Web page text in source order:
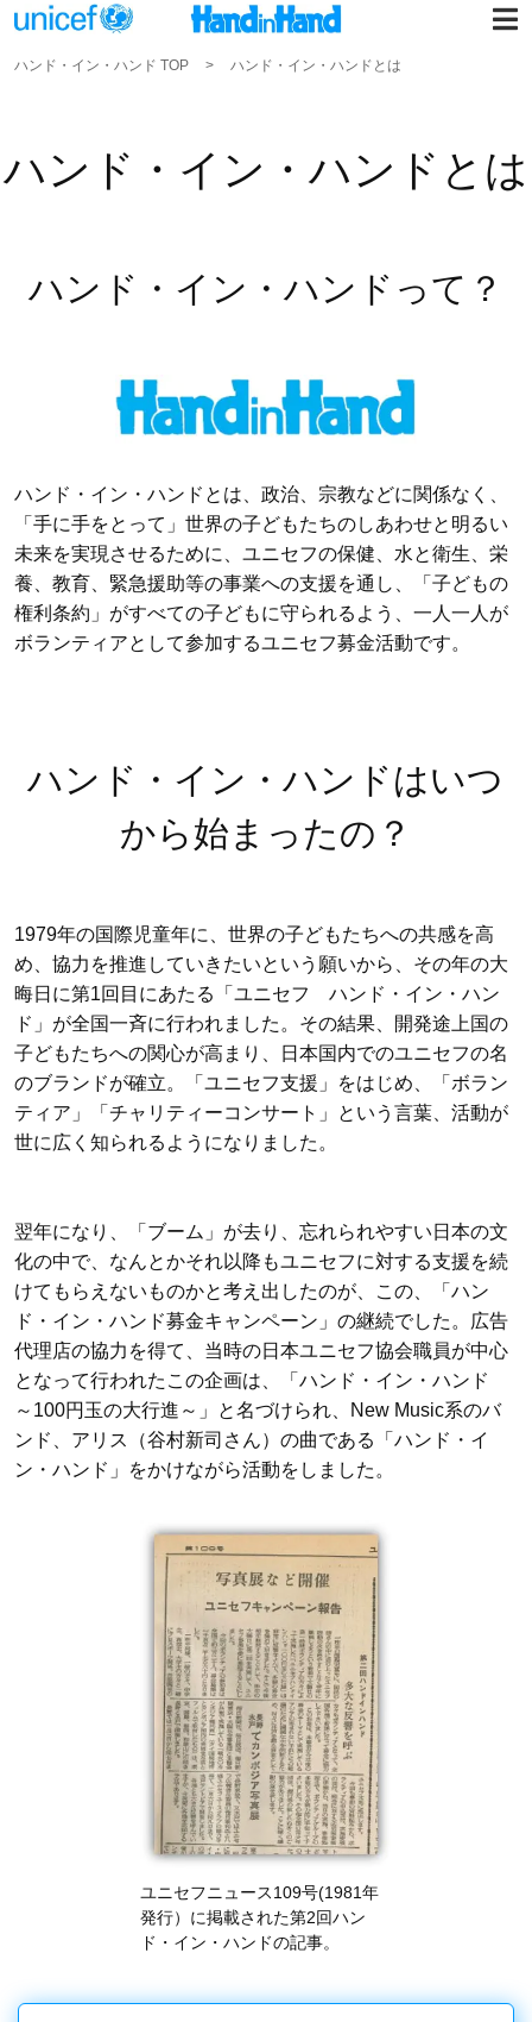
ハンド・イン・ハンド TOP ハンド・イン・ハンドとは
ハンド・イン・ハンドとは
ハンド・イン・ハンドって？
ハンド・イン・ハンドとは、政治、宗教などに関係なく、
「手に手をとって」世界の子どもたちのしあわせと明るい
未来を実現させるために、ユニセフの保健、水と衛生、栄
養、教育、緊急援助等の事業への支援を通し、「子どもの
権利条約」がすべての子どもに守られるよう、一人一人が
ボランティアとして参加するユニセフ募金活動です。
ハンド・イン・ハンドはいつ
から始まったの？
1979年の国際児童年に、世界の子どもたちへの共感を高
め、協力を推進していきたいという願いから、その年の大
晦日に第1回目にあたる「ユニセフ ハンド・イン・ハン
ド」が全国一斉に行われました。その結果、開発途上国の
子どもたちへの関心が高まり、日本国内でのユニセフの名
のブランドが確立。「ユニセフ支援」をはじめ、「ボラン
ティア」「チャリティーコンサート」という言葉、活動が
世に広く知られるようになりました。
翌年になり、「ブーム」が去り、忘れられやすい日本の文
化の中で、なんとかそれ以降もユニセフに対する支援を続
けてもらえないものかと考え出したのが、この、「ハン
ド・イン・ハンド募金キャンペーン」の継続でした。広告
代理店の協力を得て、当時の日本ユニセフ協会職員が中心
となって行われたこの企画は、「ハンド・イン・ハンド
～100円玉の大行進～」と名づけられ、New Music系のバ
ンド、アリス（谷村新司さん）の曲である「ハンド・イ
ン・ハンド」をかけながら活動をしました。
ユニセフニュース109号(1981年
発行）に掲載された第2回ハン
ド・イン・ハンドの記事。